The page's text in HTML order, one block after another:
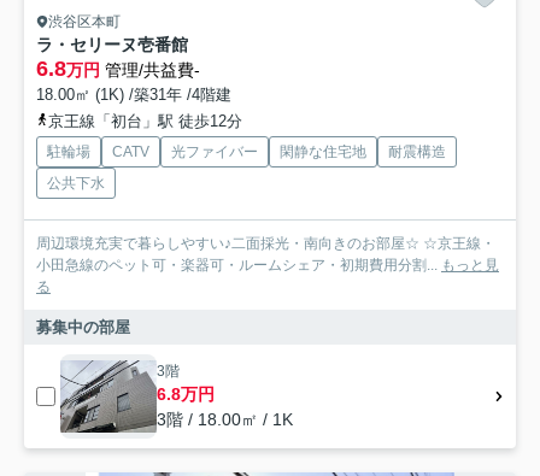
渋谷区本町
ラ・セリーヌ壱番館
6.8万円 管理/共益費-
18.00㎡ (1K) /築31年 /4階建
京王線「初台」駅 徒歩12分
駐輪場 CATV 光ファイバー 閑静な住宅地
耐震構造
公共下水
周辺環境充実で暮らしやすい♪二面採光・南向きのお部屋☆ ☆京王線・
小田急線のペット可・楽器可・ルームシェア・初期費用分割... もっと見
る
募集中の部屋
3階
6.8万円
3階 / 18.00㎡ / 1K